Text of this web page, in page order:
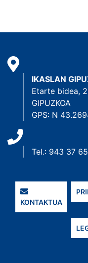
IKASLAN
Etarte bidea,
GIPUZKOA
GPS: N
Tel.: 943 37
KONTAKTUA